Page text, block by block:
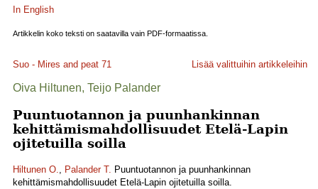
In English
Artikkelin koko teksti on saatavilla vain PDF-formaatissa.
Suo - Mires and peat 71 Lisää valittuihin artikkeleihin
Oiva Hiltunen, Teijo Palander
Puuntuotannon ja puunhankinnan
kehittämismahdollisuudet Etelä-Lapin
ojitetuilla soilla
Hiltunen O., Palander T. Puuntuotannon ja puunhankinnan
kehittämismahdollisuudet Etelä-Lapin ojitetuilla soilla.